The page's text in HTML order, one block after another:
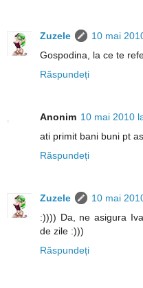
Zuzele
10 mai
Gospodina, la ce te
Răspundeți
Anonim 10 mai 2010
ati primit bani buni pt
Răspundeți
Zuzele
10 mai
:)))) Da, ne asigura
de zile :)))
Răspundeți